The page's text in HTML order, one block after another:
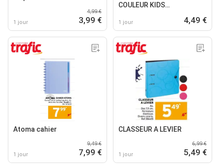
1 jour
4,99 €
3,99 €
COULEUR KIDS
1 jour 4,49 €
Atoma cahier
1 jour
9,49 €
7,99 €
CLASSEUR A LEVIER
1 jour
6,99 €
5,49 €